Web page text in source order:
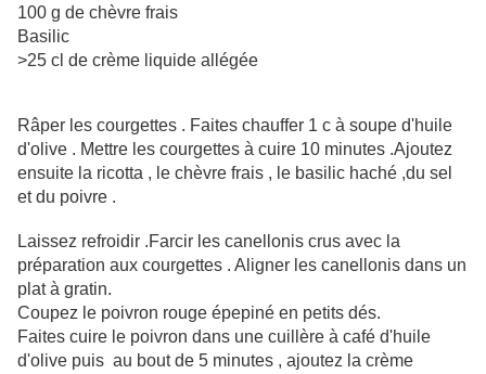
100 g de chèvre frais
Basilic
>25 cl de crème liquide allégée
Râper les courgettes . Faites chauffer 1 c à soupe d'huile
d'olive . Mettre les courgettes à cuire 10 minutes .Ajoutez
ensuite la ricotta , le chèvre frais , le basilic haché ,du sel
et du poivre .
Laissez refroidir .Farcir les canellonis crus avec la
préparation aux courgettes . Aligner les canellonis dans un
plat à gratin.
Coupez le poivron rouge épepiné en petits dés.
Faites cuire le poivron dans une cuillère à café d'huile
d'olive puis au bout de 5 minutes , ajoutez la crème